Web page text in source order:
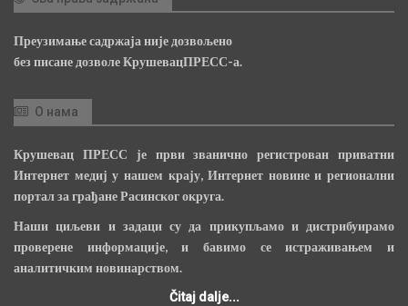
Преузимање садржаја није дозвољено
без писане дозволе КрушевацПРЕСС-а.
О нама
Крушевац ПРЕСС је први званично регистрован приватни
Интернет медиј у нашем крају, Интернет новине и регионални
портал за грађане Расинског округа.
Наши циљеви и задаци су да прикупљамо и дистрибуирамо
проверене информације, и бавимо се истраживањем и
аналитичким новинарством.
Čitaj dalje...